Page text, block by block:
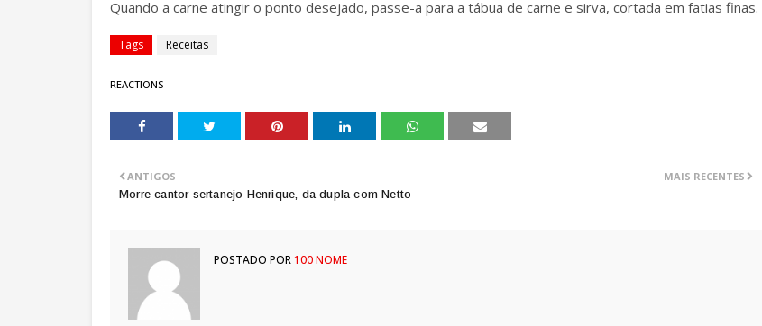
Quando a carne atingir o ponto desejado, passe-a para a tábua de carne e sirva, cortada em fatias finas.
Tags Receitas
REACTIONS
MAIS RECENTES
ANTIGOS
Morre cantor sertanejo Henrique, da dupla com Netto
POSTADO POR100 NOME